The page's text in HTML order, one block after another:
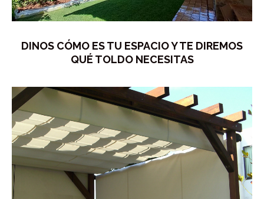
DINOS CÓMO ES TU ESPACIO Y TE DIREMOS
QUÉ TOLDO NECESITAS